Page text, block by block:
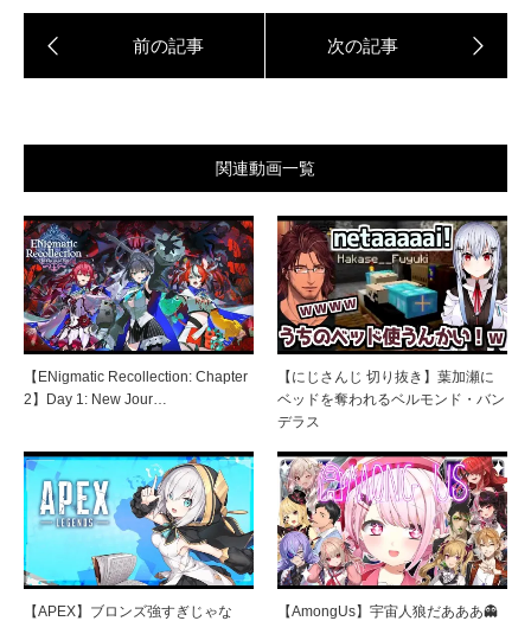
関連動画一覧
【ENigmatic Recollection: Chapter
2】Day 1: New Jour…
【にじさんじ 切り抜き】葉加瀬に
ベッドを奪われるベルモンド・バン
デラス
【APEX】ブロンズ強すぎじゃな
【AmongUs】宇宙人狼だあああ👻